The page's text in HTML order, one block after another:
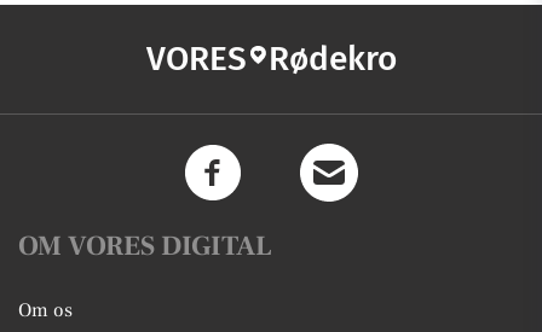
VORES Rødekro
OM VORES DIGITAL
Om os